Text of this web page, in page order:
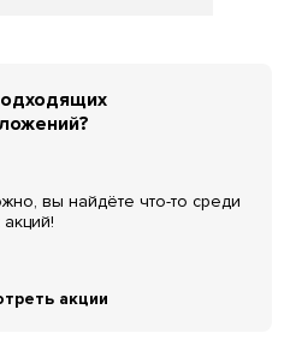
вы найдёте что-то среди
акции